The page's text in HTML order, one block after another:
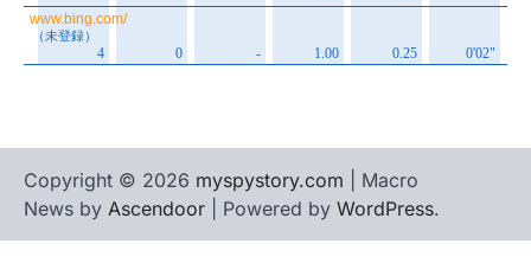
Copyright © 2026 myspystory.com | Macro
News by Ascendoor | Powered by WordPress.